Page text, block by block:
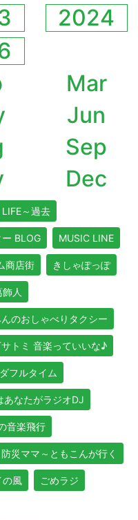
2024
Mar
Jun
Sep
Dec
～過去
ー BLOG MUSIC LINE
商店街 きしゃぽっぽ
人
のおしゃべりタクシー
トミ 音楽っていいな♪
フルタイム
あなたがラジオDJ
音楽飛行
防災ママ～ともこんが行く
の風 ごめラジ